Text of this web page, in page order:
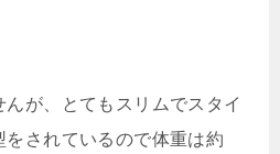
が、とてもスリムでスタイ
されているので体重は約